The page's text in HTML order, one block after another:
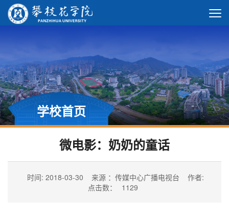
学校首页
微电影：奶奶的童话
时间: 2018-03-30 来源 ：传媒中心广播电视台
作者:
点击数：
1129